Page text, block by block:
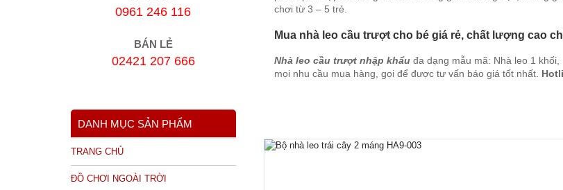
chơi từ 3 – 5 trẻ.
Mua nhà leo cầu trượt cho bé giá rẻ, chất lượng cao
Nhà leo cầu trượt nhập khẩuđa dạng mẫu mã: Nhà leo 1
mọi nhu cầu mua hàng, gọi để được tư vấn báo giá tốt nhất.
0961 246 116
BÁN LẺ
02421 207 666
DANH MỤC SẢN PHẨM
TRANG CHỦ
ĐỒ CHƠI NGOÀI TRỜI